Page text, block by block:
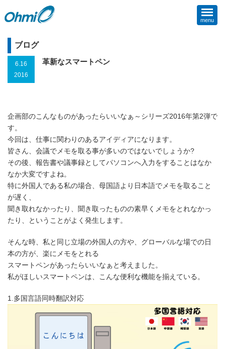
menu
ブログ
6.16
2016
革新なスマートペン
企画部のこんなものがあったらいいなぁ～シリーズ2016年第2弾で
す。
今回は、仕事に関わりのあるアイディアになります。
皆さん、会議でメモを取る事が多いのではないでしょうか?
その後、報告書や議事録としてパソコンへ入力をすることはなか
なか大変ですよね。
特に外国人である私の場合、母国語より日本語でメモを取ること
が遅く、
聞き取れなかったり、聞き取ったものの素早くメモをとれなかっ
たり、ということがよく発生します。
そんな時、私と同じ立場の外国人の方や、グローバルな場での日
本の方が、楽にメモをとれる
スマートペンがあったらいいなぁと考えました。
私がほしいスマートペンは、こんな便利な機能を揃えている。
1.多国言語同時翻訳対応